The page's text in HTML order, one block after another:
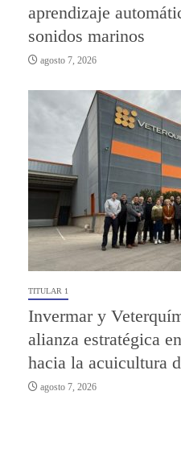
aprendizaje
sonidos marinos
agosto 7, 2026
TITULAR 1
Invermar y
alianza estratégica
hacia la acuicultura
agosto 7, 2026